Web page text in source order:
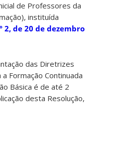
de Professores da
instituída
2, de 20 de dezembro
das Diretrizes
Formação Continuada
Básica é de até 2
desta Resolução,